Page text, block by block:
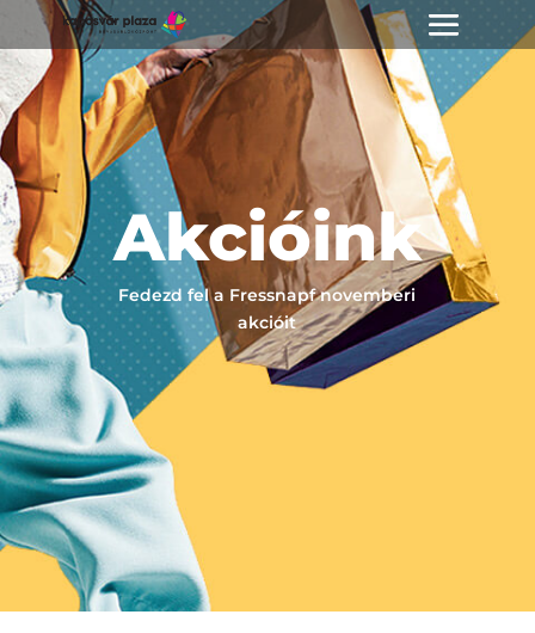
Akcióink
Fedezd fel a Fressnapf novemberi
akcióit